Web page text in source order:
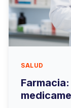
SALUD